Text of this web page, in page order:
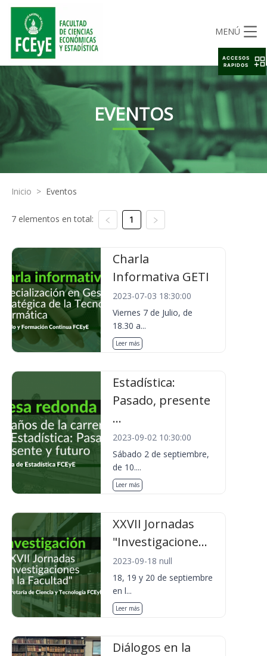
MENÚ
EVENTOS
Inicio > Eventos
7 elementos en total: 1
Charla
Informativa GETI
2023-07-03 18:30:00
Viernes 7 de Julio, de
18.30 a...
Leer más
Estadística:
Pasado, presente
...
2023-09-02 10:30:00
Sábado 2 de septiembre,
de 10....
Leer más
XXVII Jornadas
"Investigacione...
2023-09-18 null
18, 19 y 20 de septiembre
en l...
Leer más
Diálogos en la
ACCESOS
RAPIDOS